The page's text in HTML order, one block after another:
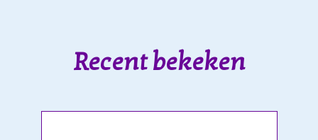
Recent bekeken